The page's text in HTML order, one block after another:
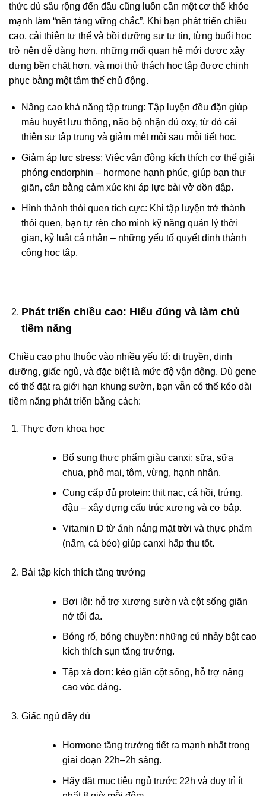
thức dù sâu rộng đến đâu cũng luôn cần một cơ thể khỏe
mạnh làm “nền tảng vững chắc”. Khi bạn phát triển chiều
cao, cải thiện tư thế và bồi dưỡng sự tự tin, từng buổi học
trở nên dễ dàng hơn, những mối quan hệ mới được xây
dựng bền chặt hơn, và mọi thử thách học tập được chinh
phục bằng một tâm thế chủ động.
Nâng cao khả năng tập trung: Tập luyện đều đặn giúp
máu huyết lưu thông, não bộ nhận đủ oxy, từ đó cải
thiện sự tập trung và giảm mệt mỏi sau mỗi tiết học.
Giảm áp lực stress: Việc vận động kích thích cơ thể giải
phóng endorphin – hormone hạnh phúc, giúp bạn thư
giãn, cân bằng cảm xúc khi áp lực bài vở dồn dập.
Hình thành thói quen tích cực: Khi tập luyện trở thành
thói quen, bạn tự rèn cho mình kỹ năng quản lý thời
gian, kỷ luật cá nhân – những yếu tố quyết định thành
công học tập.
Phát triển chiều cao: Hiểu đúng và làm chủ
tiềm năng
Chiều cao phụ thuộc vào nhiều yếu tố: di truyền, dinh
dưỡng, giấc ngủ, và đặc biệt là mức độ vận động. Dù gene
có thể đặt ra giới hạn khung sườn, bạn vẫn có thể kéo dài
tiềm năng phát triển bằng cách:
Thực đơn khoa học
Bổ sung thực phẩm giàu canxi: sữa, sữa
chua, phô mai, tôm, vừng, hạnh nhân.
Cung cấp đủ protein: thịt nạc, cá hồi, trứng,
đậu – xây dựng cấu trúc xương và cơ bắp.
Vitamin D từ ánh nắng mặt trời và thực phẩm
(nấm, cá béo) giúp canxi hấp thu tốt.
Bài tập kích thích tăng trưởng
Bơi lội: hỗ trợ xương sườn và cột sống giãn
nở tối đa.
Bóng rổ, bóng chuyền: những cú nhảy bật cao
kích thích sụn tăng trưởng.
Tập xà đơn: kéo giãn cột sống, hỗ trợ nâng
cao vóc dáng.
Giấc ngủ đầy đủ
Hormone tăng trưởng tiết ra mạnh nhất trong
giai đoạn 22h–2h sáng.
Hãy đặt mục tiêu ngủ trước 22h và duy trì ít